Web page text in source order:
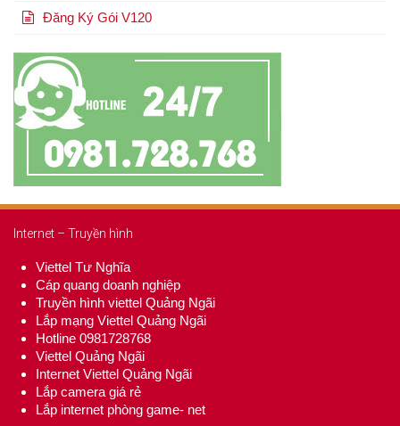
Đăng Ký Gói V120
Internet – Truyền hình
Viettel Tư Nghĩa
Cáp quang doanh nghiệp
Truyền hình viettel Quảng Ngãi
Lắp mạng Viettel Quảng Ngãi
Hotline 0981728768
Viettel Quảng Ngãi
Internet Viettel Quảng Ngãi
Lắp camera giá rẻ
Lắp internet phòng game- net